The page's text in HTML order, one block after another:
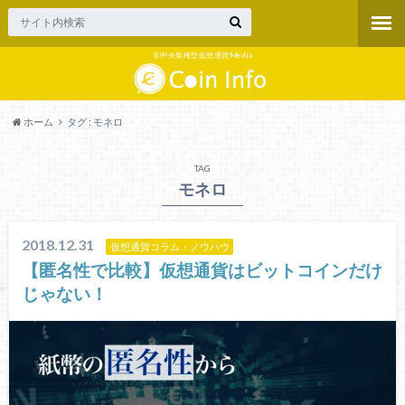
非中央集権型仮想通貨Media
ホーム タグ : モネロ
TAG
モネロ
2018.12.31 仮想通貨コラム・ノウハウ
【匿名性で比較】仮想通貨はビットコインだけ
じゃない！